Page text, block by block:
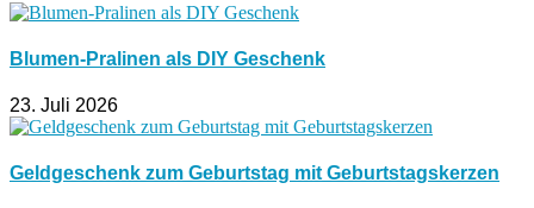
Blumen-Pralinen als DIY Geschenk
23. Juli 2026
Geldgeschenk zum Geburtstag mit Geburtstagskerzen